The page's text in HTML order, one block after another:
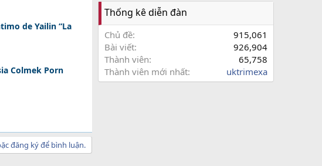
de Yailin “La
Colmek Porn
đăng ký để bình luận.
Thống kê diễn đàn
Chủ đề
915,061
Bài viết
926,904
Thành viên
65,758
Thành viên mới nhất
uktrimexa